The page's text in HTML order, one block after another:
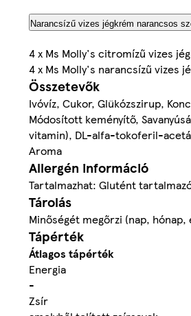
Narancsízű vizes jégkrém narancsos
4 x Ms Molly's citromízű vizes
4 x Ms Molly's narancsízű vizes
Összetevők
Ivóvíz, Cukor, Glükózszirup,
Módosított keményítő,
vitamin), DL-alfa-tokoferil-
Aroma
Allergén információ
Tartalmazhat: Glutént
Tárolás
Minőségét megőrzi (nap,
Tápérték
Átlagos tápérték
Energia
-
Zsír